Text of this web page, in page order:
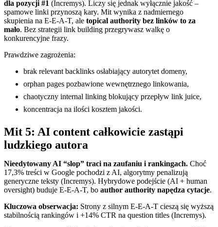
dla pozycji #1 (Incremys). Liczy się jednak wyłącznie jakość –
spamowe linki przynoszą kary. Mit wynika z nadmiernego
skupienia na E-E-A-T, ale topical authority bez linków to za
mało. Bez strategii link building przegrywasz walkę o
konkurencyjne frazy.
Prawdziwe zagrożenia:
brak relevant backlinks osłabiający autorytet domeny,
orphan pages pozbawione wewnętrznego linkowania,
chaotyczny internal linking blokujący przepływ link juice,
koncentracja na ilości kosztem jakości.
Mit 5: AI content całkowicie zastąpi
ludzkiego autora
Nieedytowany AI “slop” traci na zaufaniu i rankingach. Choć
17,3% treści w Google pochodzi z AI, algorytmy penalizują
generyczne teksty (Incremys). Hybrydowe podejście (AI + human
oversight) buduje E-E-A-T, bo author authority napędza cytacje.
Kluczowa obserwacja: Strony z silnym E-E-A-T cieszą się wyższą
stabilnością rankingów i +14% CTR na question titles (Incremys).